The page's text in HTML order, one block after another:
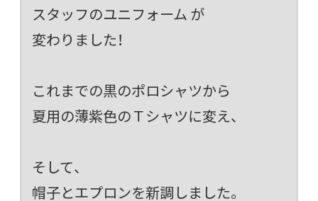
スタッフのユニフォーム が
変わりました！
これまでの黒のポロシャツから
夏用の薄紫色のＴシャツに変え、
そして、
帽子とエプロンを新調しました。